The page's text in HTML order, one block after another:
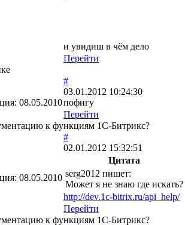
и увидиш в чём дело
Перейти
08.05.2010
#
03.01.2012 10:24:30
пофигу
Перейти
к функциям 1С-Битрикс?
08.05.2010
#
02.01.2012 15:32:51
Цитата
serg2012 пишет:
Может я не знаю где искать?
http://dev.1c-bitrix.ru/api_help/
Перейти
к функциям 1С-Битрикс?